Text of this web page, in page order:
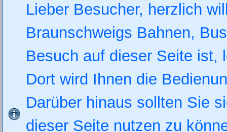
Lieber Besucher, herzlich
Braunschweigs Bahnen,
Besuch auf dieser Seite
Dort wird Ihnen die
Darüber hinaus sollten Sie
dieser Seite nutzen zu